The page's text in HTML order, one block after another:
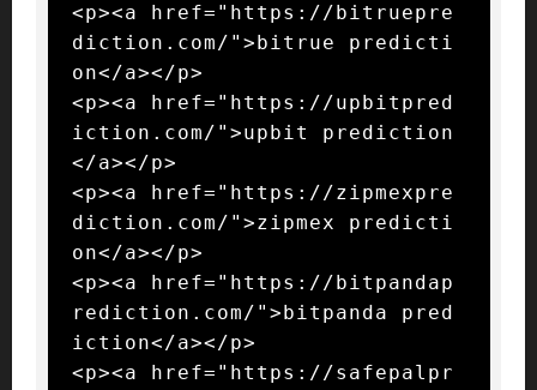
<p><a href="https://bitruepre
diction.com/">bitrue predicti
on</a></p>
<p><a href="https://upbitpred
iction.com/">upbit prediction
</a></p>
<p><a href="https://zipmexpre
diction.com/">zipmex predicti
on</a></p>
<p><a href="https://bitpandap
rediction.com/">bitpanda pred
iction</a></p>
<p><a href="https://safepalpr